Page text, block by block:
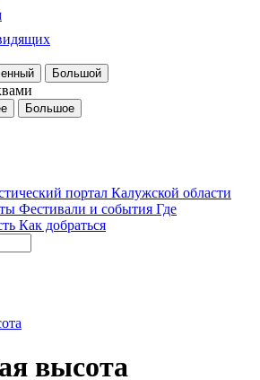
Большой
Большое
Фестивали и события Где
Как добраться
высота